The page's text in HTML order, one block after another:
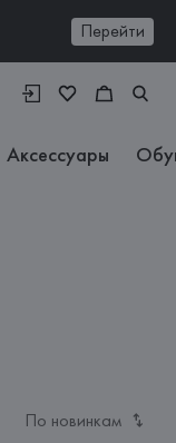
Перейти
Аксессуары
По новинкам